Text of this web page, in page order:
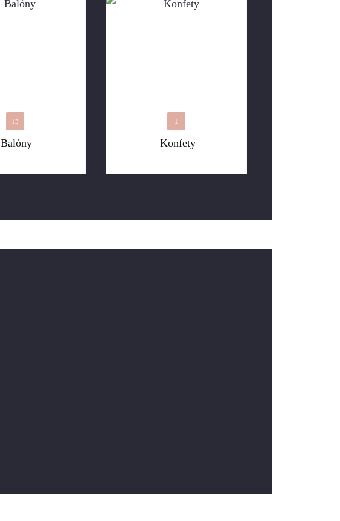
Balóny
13
Konfety
1